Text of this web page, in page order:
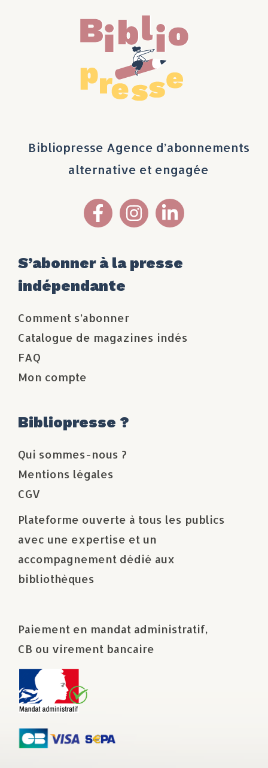
Bibliopresse Agence d’abonnements
alternative et engagée
S’abonner à la presse
indépendante
Comment s’abonner
Catalogue de magazines indés
FAQ
Mon compte
Bibliopresse ?
Qui sommes-nous ?
Mentions légales
CGV
Plateforme ouverte à tous les publics
avec une expertise et un
accompagnement dédié aux
bibliothèques
Paiement en mandat administratif,
CB ou virement bancaire